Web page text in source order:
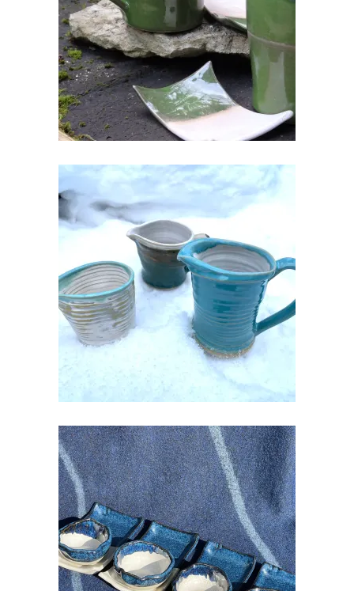
€ 6.00
KERAAMILINE KOORE VÕI
KASTMEKANNUKE
€ 20.00
SUSHI ALUS KOOS SOJA
KAUSIKESEGA
€18.00